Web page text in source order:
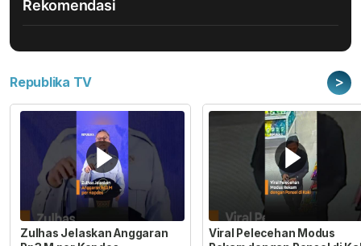
Rekomendasi
Republika TV >
Zulhas Jelaskan Anggaran
Viral Pelecehan Modus